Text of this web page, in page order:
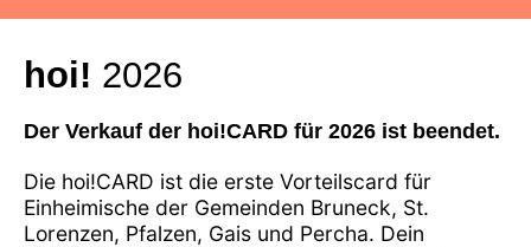
hoi! 2026
Der Verkauf der hoi!CARD für 2026 ist beendet.
Die hoi!CARD ist die erste Vorteilscard für
Einheimische der Gemeinden Bruneck, St.
Lorenzen, Pfalzen, Gais und Percha. Dein